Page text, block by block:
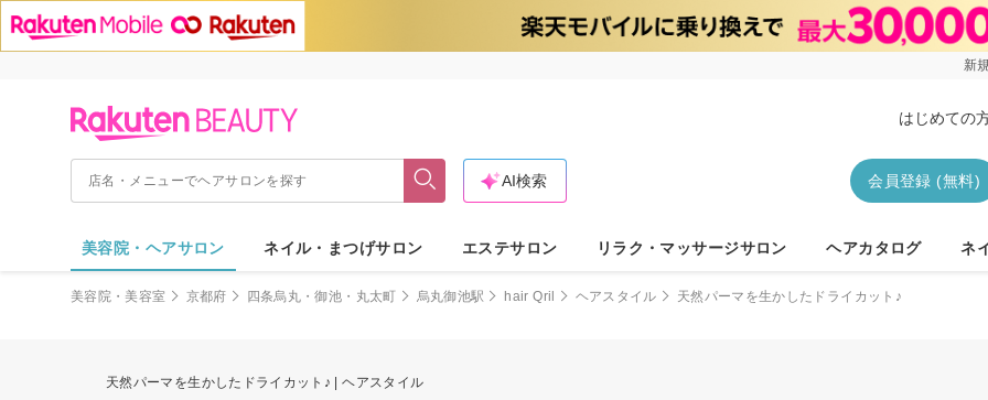
新
はじめての
会員登録 (無料)
AI検索
美容院・ヘアサロン ネイル・まつげサロン エステサロン リラク・マッサージサロン ヘアカタログ ネ
美容院・美容室 京都府 四条烏丸・御池・丸太町 烏丸御池駅 hair Qril ヘアスタイル 天然パーマを生かしたドライカット♪
天然パーマを生かしたドライカット♪ | ヘアスタイル